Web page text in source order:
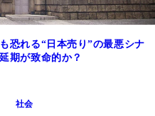
恐れる“日本売り”の最悪シナ
期が致命的か？
社会